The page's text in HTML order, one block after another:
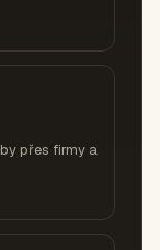
přes firmy a